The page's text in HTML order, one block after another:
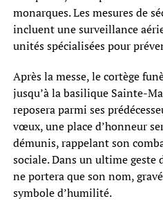
monarques. Les mesures de
incluent une surveillance
unités spécialisées pour
Après la messe, le cortège
jusqu’à la basilique Sainte-
reposera parmi ses
vœux, une place d’honneur
démunis, rappelant son
sociale. Dans un ultime geste
ne portera que son nom,
symbole d’humilité.